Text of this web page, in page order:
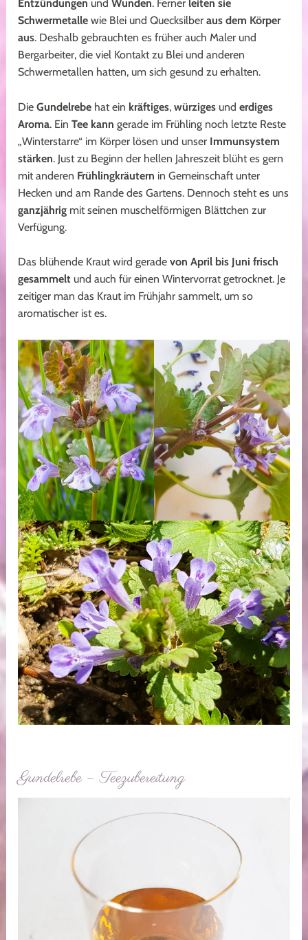
Entzündungen undWunden. Ferner leiten sie
Schwermetalle wie Blei und Quecksilberaus dem Körper
aus. Deshalb gebrauchten es früher auch Maler und
Bergarbeiter, die viel Kontakt zu Blei und anderen
Schwermetallen hatten, um sich gesund zu erhalten.
DieGundelrebe hat ein kräftiges,würziges und erdiges
Aroma. EinTee kann gerade im Frühling noch letzte Reste
„Winterstarre“ im Körper lösen und unser Immunsystem
stärken. Just zu Beginn der hellen Jahreszeit blüht es gern
mit anderen Frühlingkräutern in Gemeinschaft unter
Hecken und am Rande des Gartens. Dennoch steht es uns
ganzjährig mit seinen muschelförmigen Blättchen zur
Verfügung.
Das blühende Kraut wird gerade von April bis Juni frisch
gesammelt und auch für einen Wintervorrat getrocknet. Je
zeitiger man das Kraut im Frühjahr sammelt, um so
aromatischer ist es.
Gundelrebe – Teezubereitung